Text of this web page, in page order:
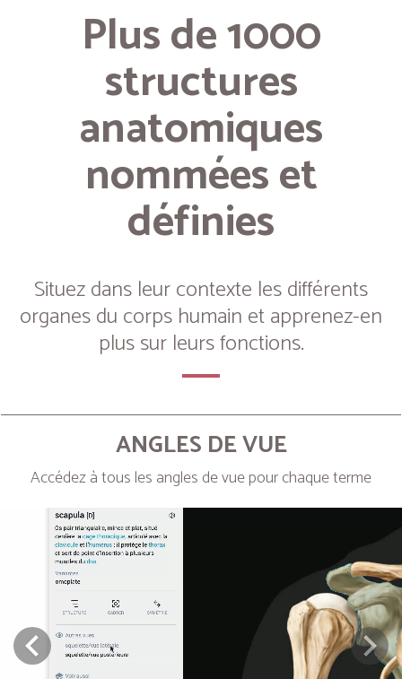
Plus de 1000
structures
anatomiques
nommées et
définies
Situez dans leur contexte les différents
organes du corps humain et apprenez-en
plus sur leurs fonctions.
ANGLES DE VUE
Accédez à tous les angles de vue pour chaque terme